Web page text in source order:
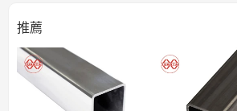
12家工廠、72條生產線、63項專利技術、中國500
製造業，年產量500萬噸，常年現貨供應20萬噸。
商。
源泰德潤的主要產品包括方鋼管、矩形鋼管、熱
直徑厚壁方矩形管、直縫埋弧焊鋼管、螺旋鋼管、
推薦